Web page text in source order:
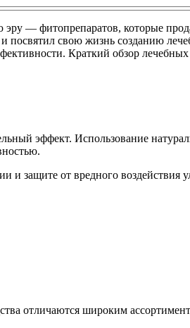
эру — фитопрепаратов, которые
посвятил свою жизнь созданию
Краткий обзор
эффект. Использование
защите от вредного воздействия
отличаются широким